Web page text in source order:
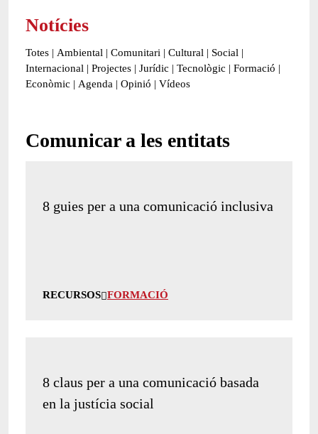
Notícies
Totes | Ambiental | Comunitari | Cultural | Social |
Internacional | Projectes | Jurídic | Tecnològic | Formació |
Econòmic | Agenda | Opinió | Vídeos
Comunicar a les entitats
8 guies per a una comunicació inclusiva
RECURSOS FORMACIÓ
8 claus per a una comunicació basada
en la justícia social